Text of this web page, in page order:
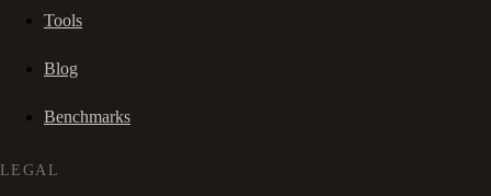
Tools
Blog
Benchmarks
LEGAL